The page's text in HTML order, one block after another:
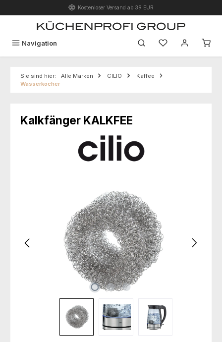
Zum Hauptinhalt springenKostenloser Versand ab 39 EUR
Navigation Du hast 0
Sie sind hier: Alle Marken CILIO
Kaffee
Wasserkocher
Kalkfänger KALKFEE